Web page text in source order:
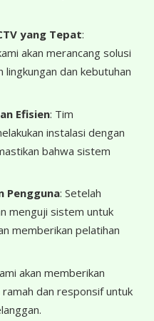
yang Tepat:
akan merancang solusi
lingkungan dan kebutuhan
Efisien: Tim
instalasi dengan
bahwa sistem
Pengguna: Setelah
menguji sistem untuk
memberikan pelatihan
akan memberikan
dan responsif untuk